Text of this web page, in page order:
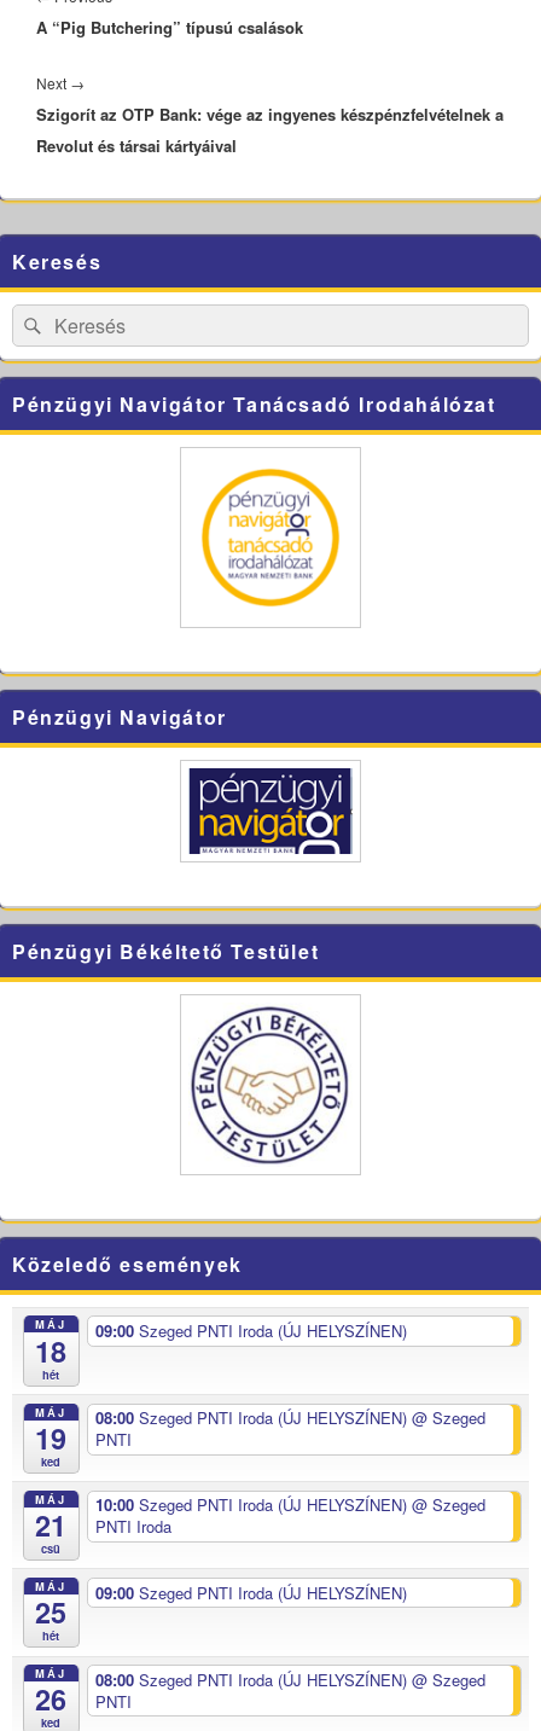
post:
A “Pig Butchering” típusú csalások
Next →
post:
Szigorít az OTP Bank: vége az ingyenes készpénzfelvételnek a
Revolut és társai kártyáival
Sidebar
Widget
Area
Keresés
Search
for:
Search
Pénzügyi Navigátor Tanácsadó Irodahálózat
Pénzügyi Navigátor
Pénzügyi Békéltető Testület
Közeledő események
MÁJ
18
hét
09:00 Szeged PNTI Iroda (ÚJ HELYSZÍNEN)
MÁJ
19
ked
08:00 Szeged PNTI Iroda (ÚJ HELYSZÍNEN) @ Szeged
PNTI
MÁJ
21
csü
10:00 Szeged PNTI Iroda (ÚJ HELYSZÍNEN) @ Szeged
PNTI Iroda
MÁJ
25
hét
09:00 Szeged PNTI Iroda (ÚJ HELYSZÍNEN)
MÁJ
26
ked
08:00 Szeged PNTI Iroda (ÚJ HELYSZÍNEN) @ Szeged
PNTI